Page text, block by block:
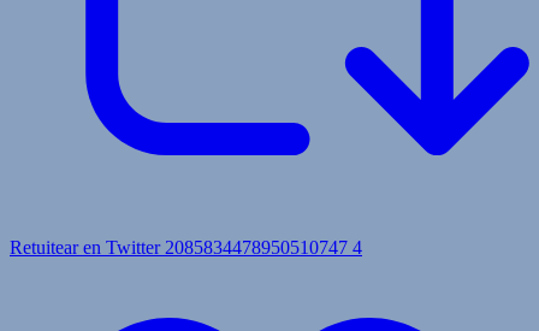
Retuitear en Twitter 2085834478950510747 4